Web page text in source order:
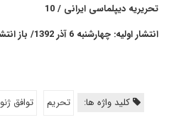
تحریریه دیپلماسی ایرانی / 10
انتشار اولیه: چهارشنبه 6 آذر 1392/ باز انتشار: شنبه 9 آذر 1392
کلید واژه ها: تحریم توافق ژنو